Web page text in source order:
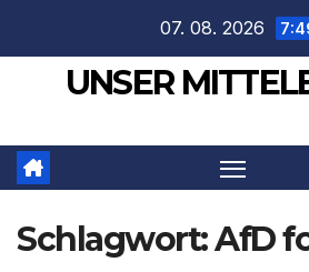
springen
07. 08. 2026
UNSER
Schlagwort:AfD